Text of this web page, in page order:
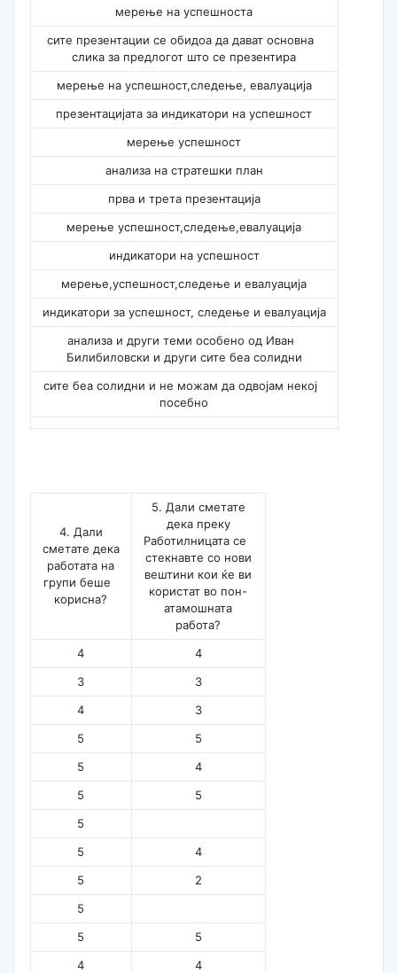
мерење на успешноста
сите презентации се обидоа да дават основна
слика за предлогот што се презентира
мерење на успешност,следење, евалуација
презентацијата за индикатори на успешност
мерење успешност
анализа на стратешки план
прва и трета презентација
мерење успешност,следење,евалуација
индикатори на успешност
мерење,успешност,следење и евалуација
индикатори за успешност, следење и евалуација
анализа и други теми особено од Иван
Билибиловски и други сите беа солидни
сите беа солидни и не можам да одвојам некој
посебно
4. Дали
сметате дека
работата на
групи беше
корисна?
5. Дали сметате
дека преку
Работилницата се
стекнавте со нови
вештини кои ќе ви
користат во пон-
атамошната
работа?
4
4
3
3
4
3
5
5
5
4
5
5
5
5
4
5
2
5
5
5
4
4